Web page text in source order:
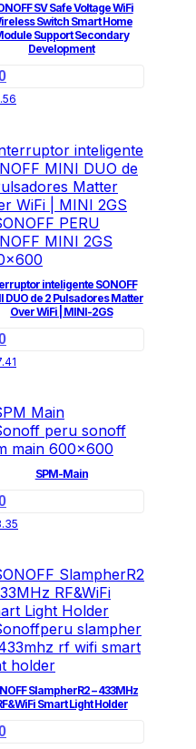
SV Safe Voltage WiFi
Switch Smart Home
Support Secondary
Development
inteligente SONOFF
DUO de 2 Pulsadores Matter
Over WiFi | MINI-2GS
SPM-Main
SlampherR2 – 433MHz
Smart Light Holder